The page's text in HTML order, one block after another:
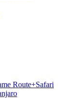
Route+Safari